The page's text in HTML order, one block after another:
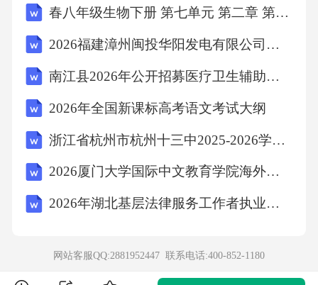
示附录分类顺序码(分二位；(3)第三级表示分部
工程顺序码(分二位)；(4)第四级表示分项工程项
目名称顺序码(分三位)；(5)第五级表示工程量清
工程为例，其工程量清单项目编码结构如图16-1
所示。图16-1工程量清单项目编码结构
工程工程量计算规范附录的项目名称结合拟建
工程的实际确定，附录表中的“项目名称”为分项
春八年级生物下册 第七单元 第二章 第一节 基因控制生物的性状教学设计 （新版）新人教版
2026福建漳州闽投华阳发电有限公司招聘43人笔试模拟试题及答案详解
南江县2026年公开招募医疗卫生辅助岗位及医务社会工作服务岗位人员（21人）笔试备考试题及答案详解
2026年全国新课标高考语文考试大纲
浙江省杭州市杭州十三中2025-2026学年下学期八年级科学期末模拟试卷
2026厦门大学国际中文教育学院海外教育学院行政人员招聘1人笔试备考题库及答案详解
2026年湖北基层法律服务工作者执业核准题库含答案
网站客服QQ:2881952447 联系电话:400-852-1180